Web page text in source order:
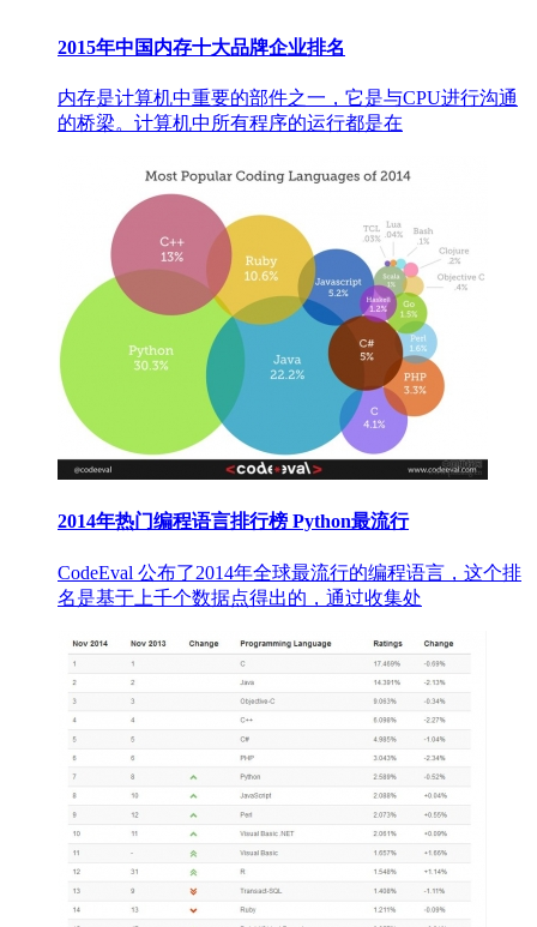
2015年中国内存十大品牌企业排名
内存是计算机中重要的部件之一，它是与CPU进行沟通
的桥梁。计算机中所有程序的运行都是在
2014年热门编程语言排行榜 Python最流行
CodeEval 公布了2014年全球最流行的编程语言，这个排
名是基于上千个数据点得出的，通过收集处